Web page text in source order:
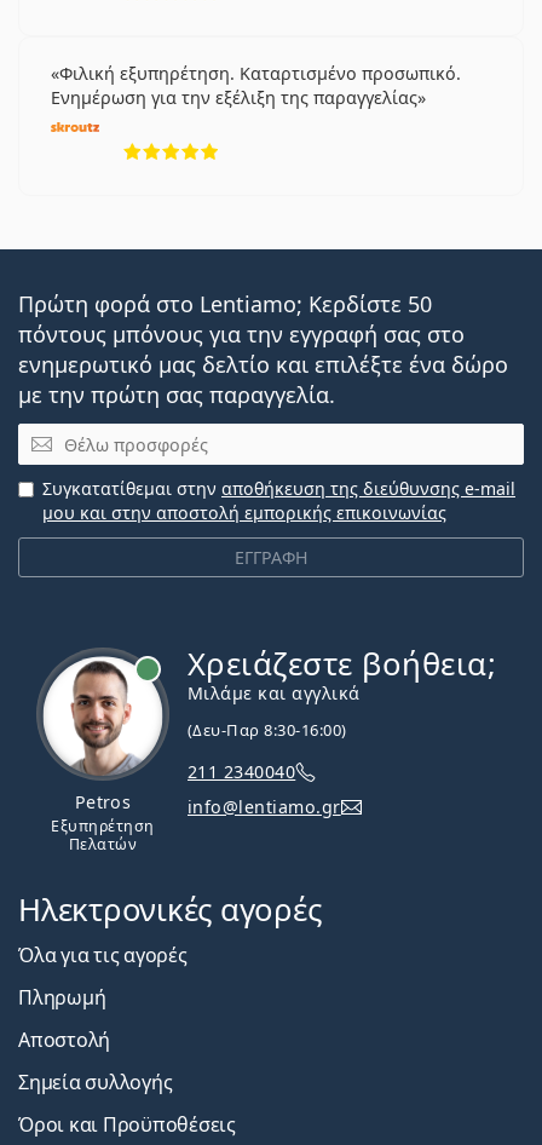
Φιλική εξυπηρέτηση. Καταρτισμένο προσωπικό.
Ενημέρωση για την εξέλιξη της παραγγελίας
Πρώτη φορά στο Lentiamo; Κερδίστε 50
πόντους μπόνους για την εγγραφή σας στο
ενημερωτικό μας δελτίο και επιλέξτε ένα δώρο
με την πρώτη σας παραγγελία.
Email
ΕΓΓΡΑΦΗ
Συγκατατίθεμαι στην αποθήκευση της διεύθυνσης e-mail
μου και στην αποστολή εμπορικής επικοινωνίας
Petros
Εξυπηρέτηση
Πελατών
Χρειάζεστε βοήθεια;
Μιλάμε και αγγλικά
(Δευ-Παρ 8:30-16:00)
211 2340040
info@lentiamo.gr
Ηλεκτρονικές αγορές
Όλα για τις αγορές
Πληρωμή
Αποστολή
Σημεία συλλογής
Όροι και Προϋποθέσεις